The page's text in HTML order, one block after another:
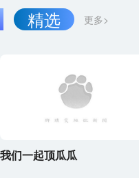
更多>
精选
我们一起顶瓜瓜